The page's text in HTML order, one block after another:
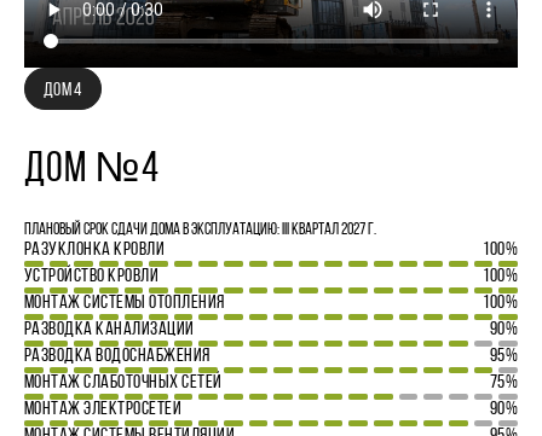
ДОМ 4
ДОМ №4
Плановый срок сдачи дома в эксплуатацию: III квартал 2027 г.
РАЗУКЛОНКА КРОВЛИ
100%
УСТРОЙСТВО КРОВЛИ
100%
МОНТАЖ СИСТЕМЫ ОТОПЛЕНИЯ
100%
РАЗВОДКА КАНАЛИЗАЦИИ
90%
РАЗВОДКА ВОДОСНАБЖЕНИЯ
95%
МОНТАЖ СЛАБОТОЧНЫХ СЕТЕЙ
75%
МОНТАЖ ЭЛЕКТРОСЕТЕЙ
90%